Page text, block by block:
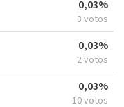
0,03%
3 votos
0,03%
2 votos
0,03%
10 votos